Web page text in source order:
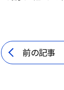
前の記事